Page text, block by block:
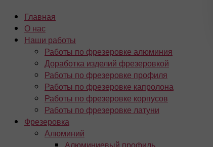
Главная
О нас
Наши работы
Работы по фрезеровке алюминия
Доработка изделий фрезеровкой
Работы по фрезеровке профиля
Работы по фрезеровке капролона
Работы по фрезеровке корпусов
Работы по фрезеровке латуни
Фрезеровка
Алюминий